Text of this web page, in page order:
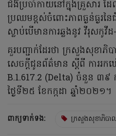
ជំងឺប្រចាំកាយនៅក្នុងគ្រួសារ ដ
ប្រឈមខ្ពស់ចំពោះភាពធ្ងន់ធ្ងរ
ស្លាប់បើមានការឆ្លងនូវ វីរុសកូវី
គួរបញ្ជាក់ដែរថា ក្រសួងសុខាភិ
សេចក្តីជូនព័ត៌មាន ស្តីពី ការរក
B.1.617.2 (Delta) ចំនួន ៣
ថ្ងៃទី២៥ ខែកក្កដា ឆ្នាំ២០២១។
ពាក្យទាក់ទង: ក្រសួងសុខាភិបា